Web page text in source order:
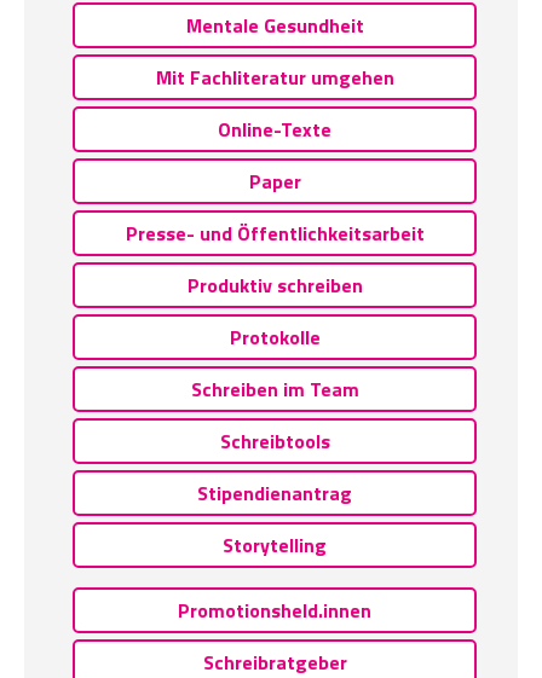
Mentale Gesundheit
Mit Fachliteratur umgehen
Online-Texte
Paper
Presse- und Öffentlichkeitsarbeit
Produktiv schreiben
Protokolle
Schreiben im Team
Schreibtools
Stipendienantrag
Storytelling
Promotionsheld.innen
Schreibratgeber